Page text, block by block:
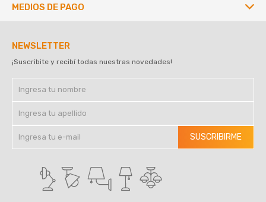
NEWSLETTER
¡Suscribite y recibí todas nuestras novedades!
SUSCRIBIRME
MEDIOS DE PAGO